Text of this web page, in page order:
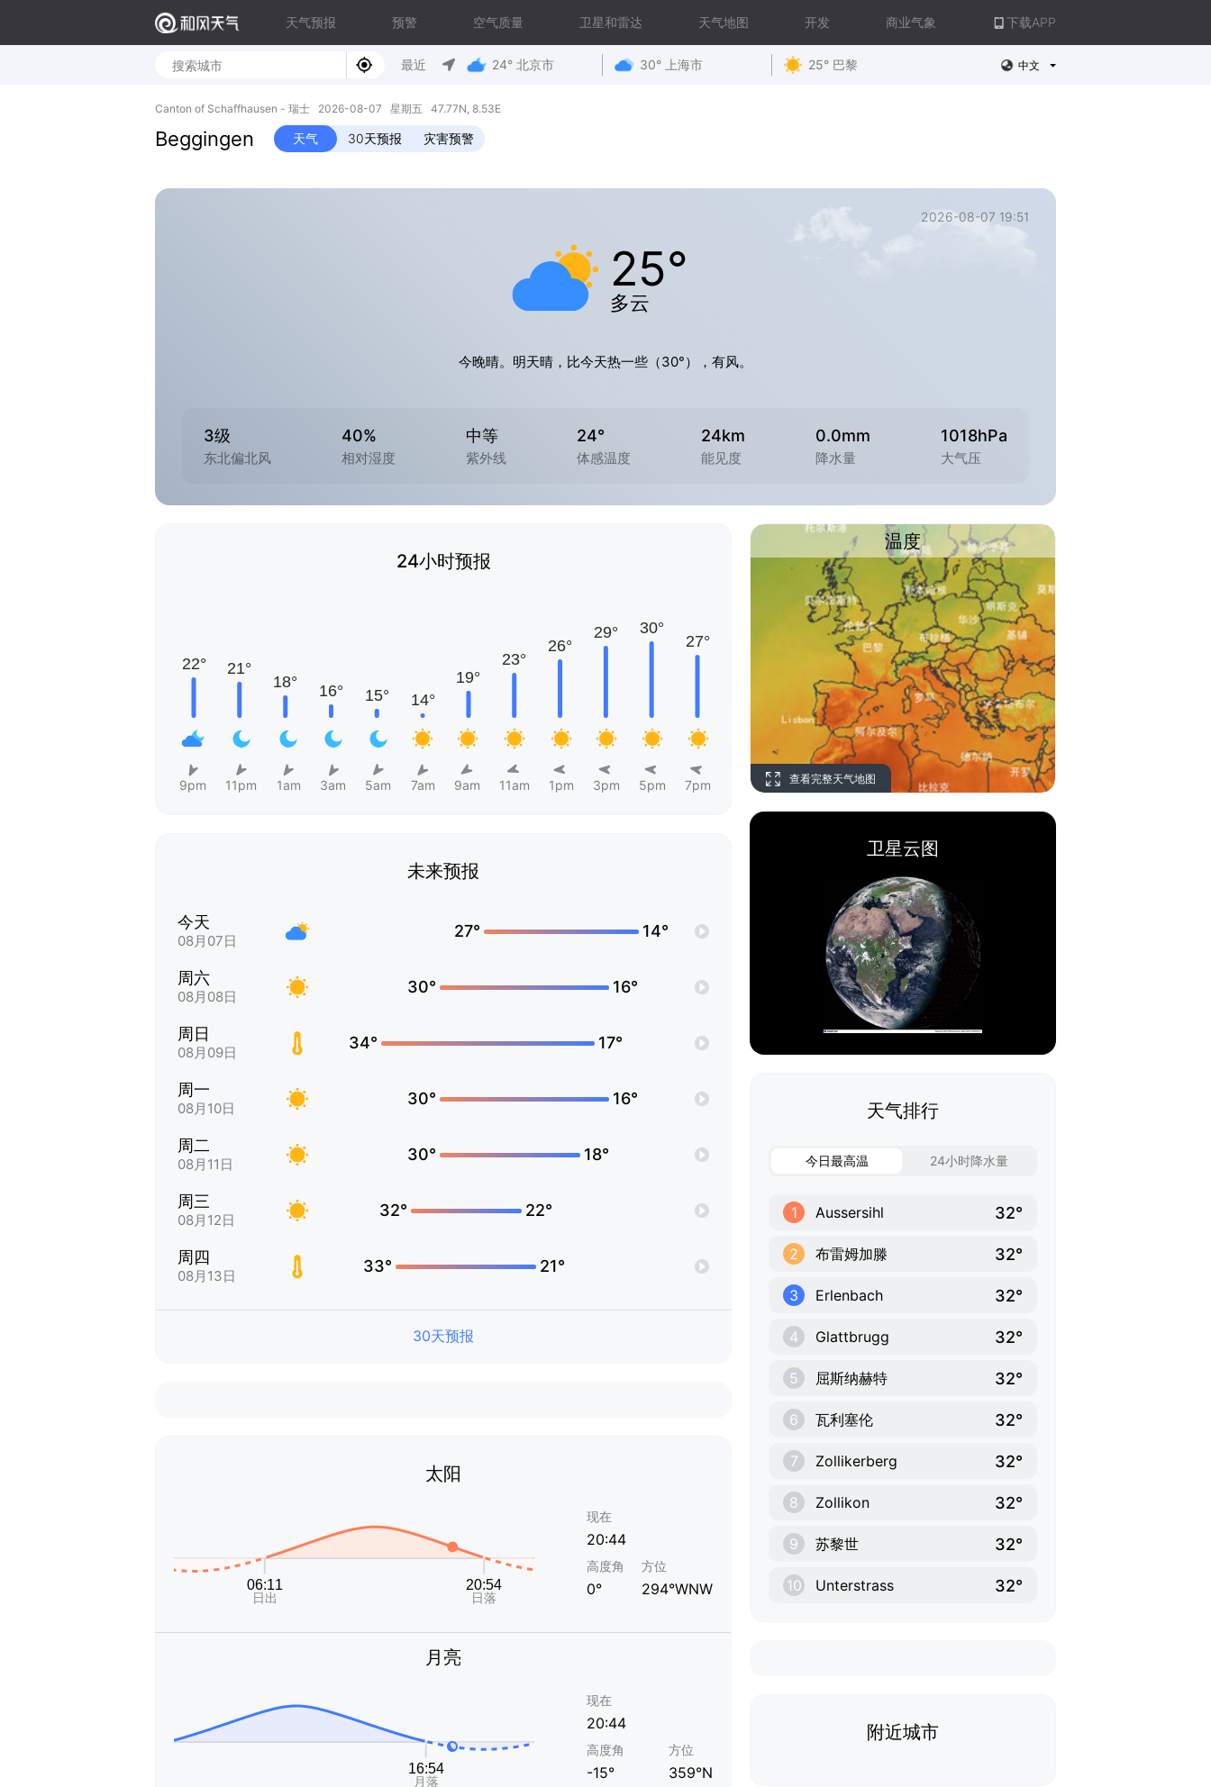
天气预报 预警 空气质量 卫星和雷达 天气地图 开发 商业气象 下载APP
最近 24° 北京市 30° 上海市 25° 巴黎 中文
Canton of Schaffhausen - 瑞士 2026-08-07 星期五 47.77N, 8.53E
Beggingen 天气 30天预报 灾害预警
2026-08-07 19:51
25°
多云
今晚晴。明天晴，比今天热一些（30°），有风。
3级
东北偏北风
40%
相对湿度
中等
紫外线
24°
体感温度
24km
能见度
0.0mm
降水量
1018hPa
大气压
24小时预报
9pm 11pm 1am 3am 5am 7am 9am 11am 1pm 3pm 5pm 7pm
未来预报
今天
08月07日
27° 14°
周六
08月08日
30° 16°
周日
08月09日
34° 17°
周一
08月10日
30° 16°
周二
08月11日
30° 18°
周三
08月12日
32° 22°
周四
08月13日
33° 21°
30天预报
太阳
现在
20:44
高度角
0°
方位
294°WNW
月亮
现在
20:44
高度角
-15°
方位
359°N
温度
查看完整天气地图
卫星云图
天气排行
今日最高温 24小时降水量
1 Aussersihl 32°
2 布雷姆加滕 32°
3 Erlenbach 32°
4 Glattbrugg 32°
5 屈斯纳赫特 32°
6 瓦利塞伦 32°
7 Zollikerberg 32°
8 Zollikon 32°
9 苏黎世 32°
10 Unterstrass 32°
附近城市